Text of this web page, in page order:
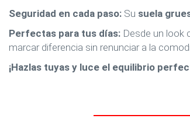
Seguridad en cada paso: Su suela
Perfectas para tus días: Desde un look
marcar diferencia sin renunciar a la
¡Hazlas tuyas y luce el equilibrio